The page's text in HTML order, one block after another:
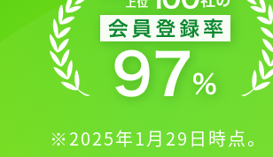
※2025年1月29日時点。